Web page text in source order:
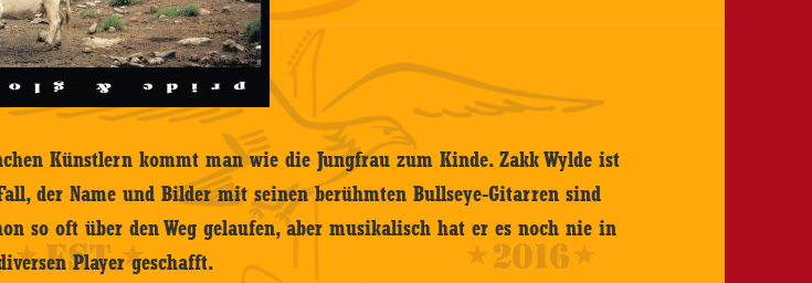
Künstlern kommt man wie die Jungfrau zum Kinde. Zakk Wylde ist
der Name und Bilder mit seinen berühmten Bullseye-Gitarren sind
so oft über den Weg gelaufen, aber musikalisch hat er es noch nie in
Player geschafft.